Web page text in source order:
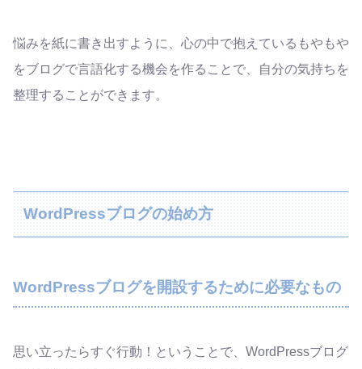
悩みを紙に書き出すように、心の中で抱えているもやもや
をブログで言語化する機会を作ることで、自分の気持ちを
整理することができます。
WordPressブログの始め方
WordPressブログを開設するために必要なもの
思い立ったらすぐ行動！ということで、WordPressブログ